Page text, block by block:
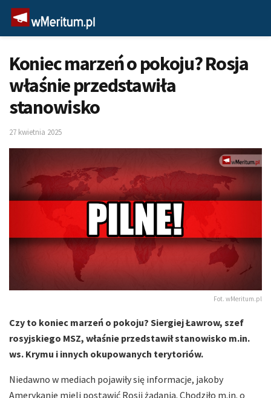
Koniec marzeń o pokoju? Rosja
właśnie przedstawiła
stanowisko
27 kwietnia 2025
Fot. wMeritum.pl
Czy to koniec marzeń o pokoju? Siergiej Ławrow, szef
rosyjskiego MSZ, właśnie przedstawił stanowisko m.in.
ws. Krymu i innych okupowanych terytoriów.
Niedawno w mediach pojawiły się informacje, jakoby
Amerykanie mieli postawić Rosji żądania. Chodziło m.in. o